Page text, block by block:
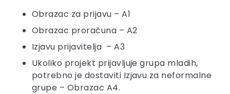
Obrazac za prijavu – A1
Obrazac proračuna – A2
Izjavu prijavitelja – A3
Ukoliko projekt prijavljuje grupa mladih,
potrebno je dostaviti Izjavu za neformalne
grupe – Obrazac A4.